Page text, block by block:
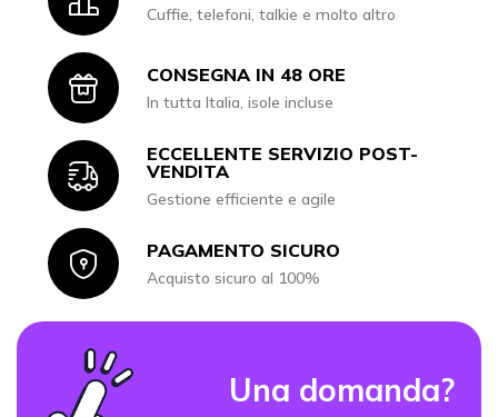
Cuffie, telefoni, talkie e molto altro
IconCONSEGNA IN 48 ORE
In tutta Italia, isole incluse
Icon
ECCELLENTE SERVIZIO POST-
VENDITA
Gestione efficiente e agile
IconPAGAMENTO SICURO
Acquisto sicuro al 100%
Una domanda?